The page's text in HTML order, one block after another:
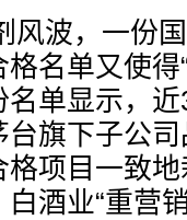
风波，一份
格名单又使
名单显示，
台旗下子公
格项目一致
白酒业“重营